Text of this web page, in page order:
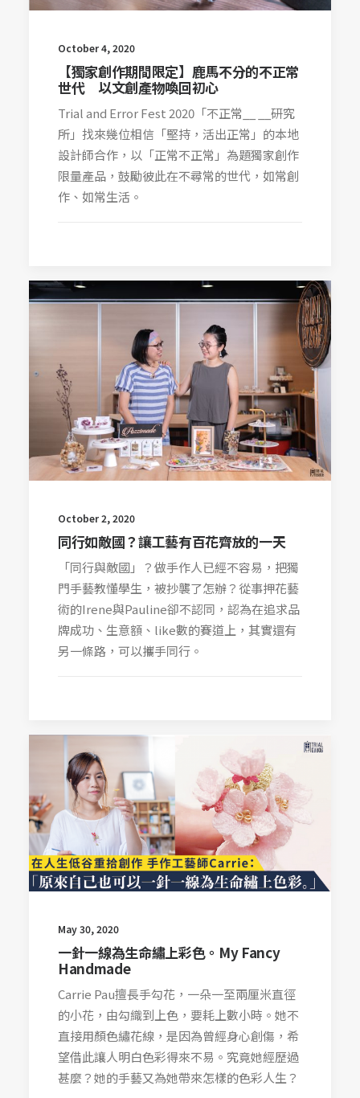
October 4, 2020
【獨家創作期間限定】鹿馬不分的不正常
世代 以文創產物喚回初心
Trial and Error Fest 2020「不正常__ __研究
所」找來幾位相信「堅持，活出正常」的本地
設計師合作，以「正常不正常」為題獨家創作
限量產品，鼓勵彼此在不尋常的世代，如常創
作、如常生活。
October 2, 2020
同行如敵國？讓工藝有百花齊放的一天
「同行與敵國」？做手作人已經不容易，把獨
門手藝教懂學生，被抄襲了怎辦？從事押花藝
術的Irene與Pauline卻不認同，認為在追求品
牌成功、生意額、like數的賽道上，其實還有
另一條路，可以攜手同行。
May 30, 2020
一針一線為生命繡上彩色。My Fancy
Handmade
Carrie Pau擅長手勾花，一朵一至兩厘米直徑
的小花，由勾織到上色，要耗上數小時。她不
直接用顏色繡花線，是因為曾經身心創傷，希
望借此讓人明白色彩得來不易。究竟她經歷過
甚麼？她的手藝又為她帶來怎樣的色彩人生？